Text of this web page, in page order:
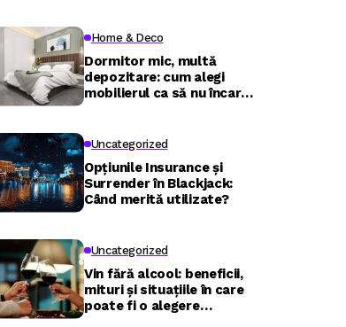
Home & Deco
Dormitor mic, multă
depozitare: cum alegi
mobilierul ca să nu încarci
Uncategorized
Opțiunile Insurance și
Surrender în Blackjack:
Când merită utilizate?
Uncategorized
Vin fără alcool: beneficii,
mituri și situațiile în care
poate fi o alegere